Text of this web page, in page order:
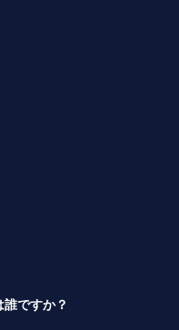
ですか？